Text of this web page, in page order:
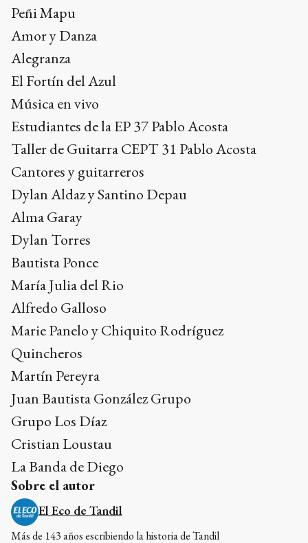
Peñi Mapu
Amor y Danza
Alegranza
El Fortín del Azul
Música en vivo
Estudiantes de la EP 37 Pablo Acosta
Taller de Guitarra CEPT 31 Pablo Acosta
Cantores y guitarreros
Dylan Aldaz y Santino Depau
Alma Garay
Dylan Torres
Bautista Ponce
María Julia del Rio
Alfredo Galloso
Marie Panelo y Chiquito Rodríguez
Quincheros
Martín Pereyra
Juan Bautista González Grupo
Grupo Los Díaz
Cristian Loustau
La Banda de Diego
Sobre el autor
El Eco de Tandil
Más de 143 años escribiendo la historia de Tandil